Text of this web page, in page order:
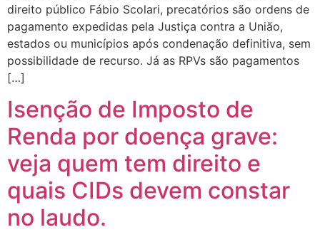
direito público Fábio Scolari, precatórios são ordens de
pagamento expedidas pela Justiça contra a União,
estados ou municípios após condenação definitiva, sem
possibilidade de recurso. Já as RPVs são pagamentos
[…]
Isenção de Imposto de
Renda por doença grave:
veja quem tem direito e
quais CIDs devem constar
no laudo.